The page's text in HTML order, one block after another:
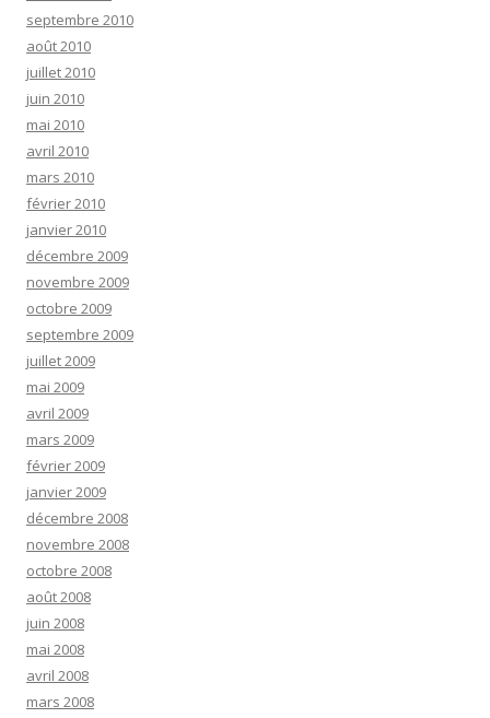
septembre 2010
août 2010
juillet 2010
juin 2010
mai 2010
avril 2010
mars 2010
février 2010
janvier 2010
décembre 2009
novembre 2009
octobre 2009
septembre 2009
juillet 2009
mai 2009
avril 2009
mars 2009
février 2009
janvier 2009
décembre 2008
novembre 2008
octobre 2008
août 2008
juin 2008
mai 2008
avril 2008
mars 2008